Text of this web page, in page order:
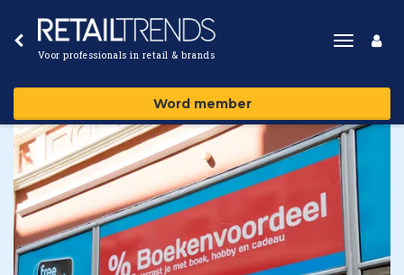
Voor professionals in retail & brands
Toggle
Word member